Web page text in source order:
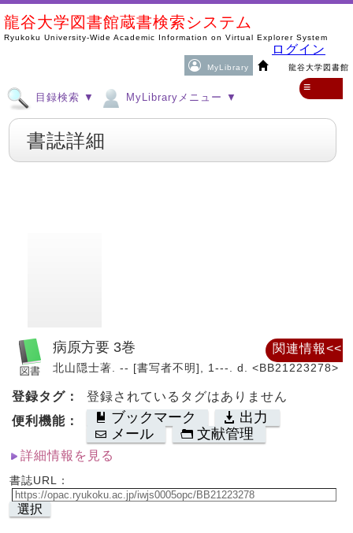
龍谷大学図書館蔵書検索システム
Ryukoku University-Wide Academic Information on Virtual Explorer System
MyLibrary 龍谷大学図書館
ログイン
目録検索 ▼ MyLibraryメニュー ▼
≡
書誌詳細
病原方要 3巻
北山隠士著. -- [書写者不明], 1---. d. <BB21223278>
登録タグ：
登録されているタグはありません
便利機能：
ブックマーク
出力
メール
文献管理
詳細情報を見る
書誌URL：
選択
関連情報<<